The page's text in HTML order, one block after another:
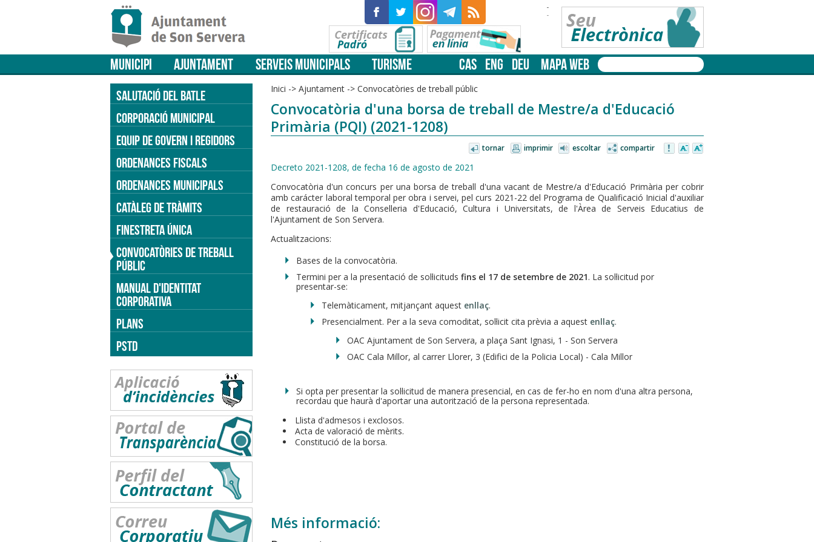
-
-
MUNICIPI AJUNTAMENT SERVEIS MUNICIPALS TURISME CAS ENG DEU MAPA WEB
Inici -> Ajuntament -> Convocatòries de treball públic
Convocatòria d'una borsa de treball de Mestre/a d'Educació
Primària (PQI) (2021-1208)
tornar imprimir escoltar compartir
Decreto 2021-1208, de fecha 16 de agosto de 2021
Convocatòria d'un concurs per una borsa de treball d'una vacant de Mestre/a d'Educació Primària per cobrir
amb carácter laboral temporal per obra i servei, pel curs 2021-22 del Programa de Qualificació Inicial d'auxiliar
de restauració de la Conselleria d'Educació, Cultura i Universitats, de l'Àrea de Serveis Educatius de
l'Ajuntament de Son Servera.
Actualitzacions:
Bases de la convocatòria.
Termini per a la presentació de sol·licituds fins el 17 de setembre de 2021. La sol·licitud por
presentar-se:
Telemàticament, mitjançant aquest enllaç.
Presencialment. Per a la seva comoditat, sol·licit cita prèvia a aquest enllaç.
OAC Ajuntament de Son Servera, a plaça Sant Ignasi, 1 - Son Servera
OAC Cala Millor, al carrer Llorer, 3 (Edifici de la Policia Local) - Cala Millor
Si opta per presentar la sol·licitud de manera presencial, en cas de fer-ho en nom d'una altra persona,
recordau que haurà d'aportar una autorització de la persona representada.
Llista d'admesos i exclosos.
Acta de valoració de mèrits.
Constitució de la borsa.
Més informació:
SALUTACIÓ DEL BATLE
CORPORACIÓ MUNICIPAL
EQUIP DE GOVERN I REGIDORS
ORDENANCES FISCALS
ORDENANCES MUNICIPALS
CATÀLEG DE TRÀMITS
FINESTRETA ÚNICA
CONVOCATÒRIES DE TREBALL
PÚBLIC
MANUAL D'IDENTITAT
CORPORATIVA
PLANS
PSTD